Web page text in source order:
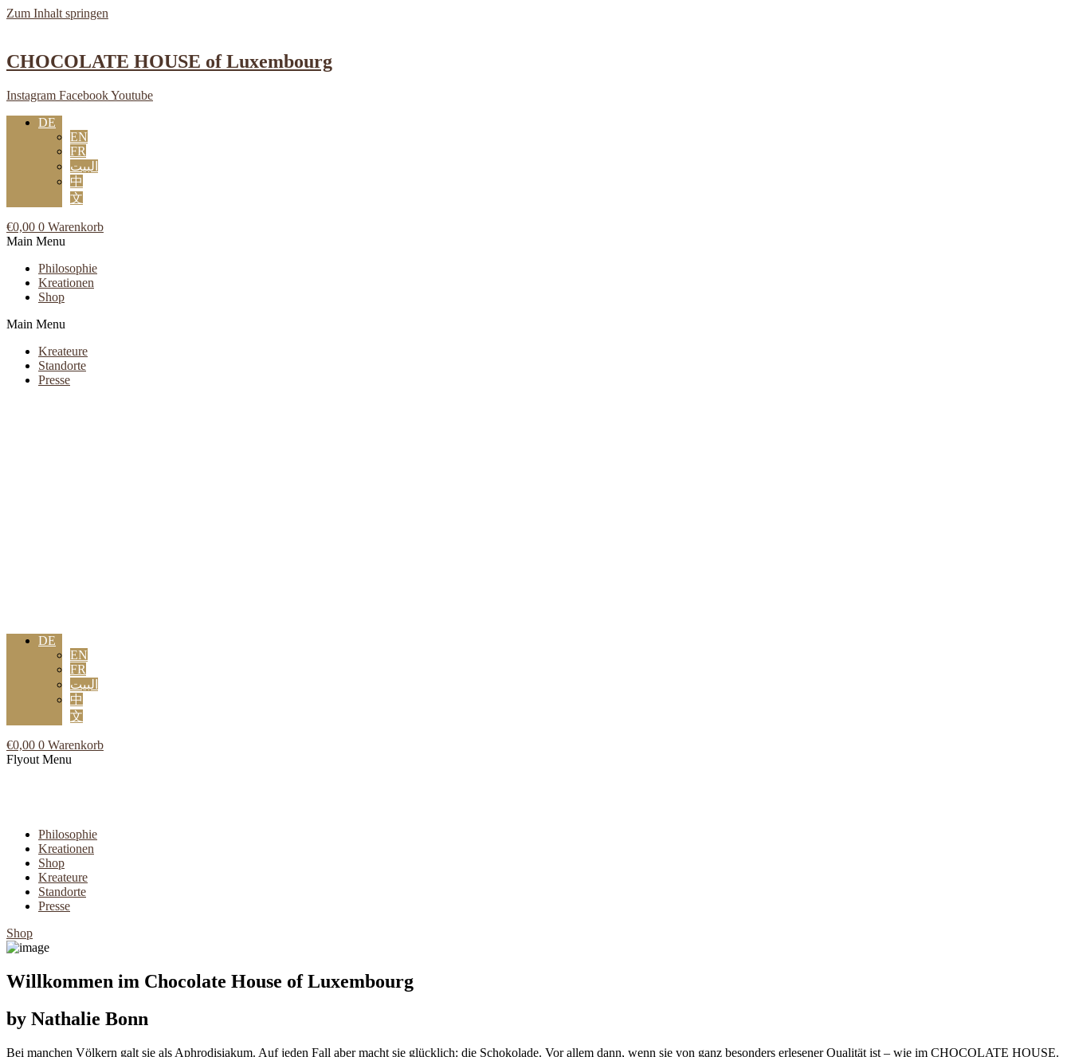
Zum Inhalt springen
CHOCOLATE HOUSE of Luxembourg
Instagram FacebookYoutube
DE
EN
FR
البيت
中
文
€0,00 0 Warenkorb
Main Menu
Philosophie
Kreationen
Shop
Main Menu
Kreateure
Standorte
Presse
DE
EN
FR
البيت
中
文
€0,00 0 Warenkorb
Flyout Menu
Philosophie
Kreationen
Shop
Kreateure
Standorte
Presse
Shop
Willkommen im Chocolate House of Luxembourg
by Nathalie Bonn
Bei manchen Völkern galt sie als Aphrodisiakum. Auf jeden Fall aber macht sie glücklich: die Schokolade. Vor allem dann, wenn sie von ganz besonders erlesener Qualität ist – wie im CHOCOLATE HOUSE.